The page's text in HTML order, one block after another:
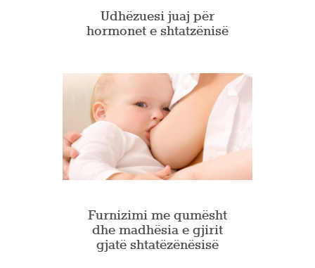
Udhëzuesi juaj për
hormonet e shtatzënisë
Furnizimi me qumësht
dhe madhësia e gjirit
gjatë shtatëzënësisë